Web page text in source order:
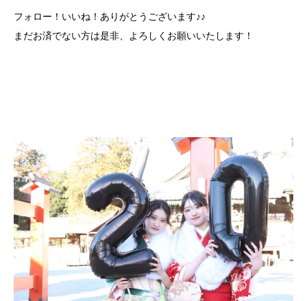
フォロー！いいね！ありがとうございます♪♪
まだお済でない方は是非、よろしくお願いいたします！